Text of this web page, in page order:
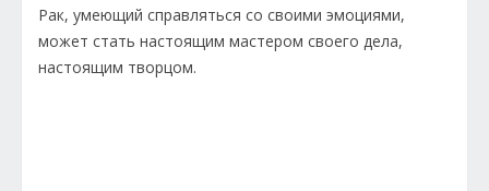
Рак, умеющий справляться со своими эмоциями,
может стать настоящим мастером своего дела,
настоящим творцом.